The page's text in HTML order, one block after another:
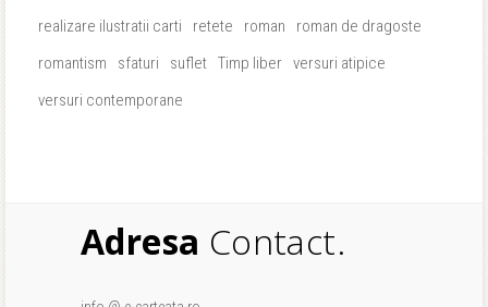
realizare ilustratii carti
retete roman
roman de dragoste
romantism
sfaturi suflet Timp liber versuri atipice
versuri contemporane
Adresa Contact.